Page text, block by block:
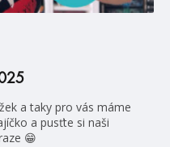
a taky pro vás máme
a pusťte si naši
😁